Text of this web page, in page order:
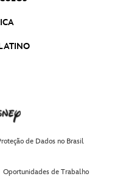
de Dados no Brasil
Oportunidades de Trabalho